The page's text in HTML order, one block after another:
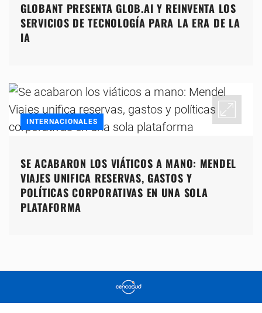
GLOBANT PRESENTA GLOB.AI Y REINVENTA LOS
SERVICIOS DE TECNOLOGÍA PARA LA ERA DE LA
IA
INTERNACIONALES
SE ACABARON LOS VIÁTICOS A MANO: MENDEL
VIAJES UNIFICA RESERVAS, GASTOS Y
POLÍTICAS CORPORATIVAS EN UNA SOLA
PLATAFORMA